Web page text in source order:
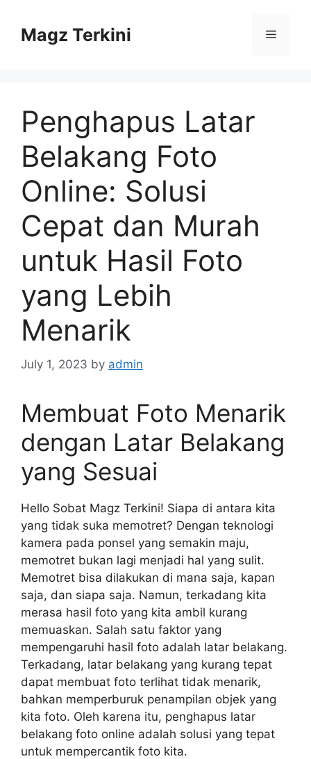
contentMagz Terkini Menu
Penghapus Latar
Belakang Foto
Online: Solusi
Cepat dan Murah
untuk Hasil Foto
yang Lebih
Menarik
July 1, 2023 by admin
Membuat Foto Menarik
dengan Latar Belakang
yang Sesuai
Hello Sobat Magz Terkini! Siapa di antara kita
yang tidak suka memotret? Dengan teknologi
kamera pada ponsel yang semakin maju,
memotret bukan lagi menjadi hal yang sulit.
Memotret bisa dilakukan di mana saja, kapan
saja, dan siapa saja. Namun, terkadang kita
merasa hasil foto yang kita ambil kurang
memuaskan. Salah satu faktor yang
mempengaruhi hasil foto adalah latar belakang.
Terkadang, latar belakang yang kurang tepat
dapat membuat foto terlihat tidak menarik,
bahkan memperburuk penampilan objek yang
kita foto. Oleh karena itu, penghapus latar
belakang foto online adalah solusi yang tepat
untuk mempercantik foto kita.